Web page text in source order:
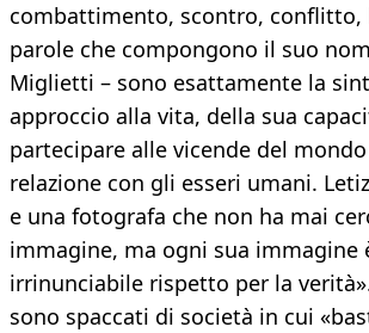
combattimento, scontro, conflitto,
parole che compongono il suo
Miglietti – sono esattamente la
approccio alla vita, della sua
partecipare alle vicende del
relazione con gli esseri umani.
e una fotografa che non ha mai
immagine, ma ogni sua immagine
irrinunciabile rispetto per la
sono spaccati di società in cui